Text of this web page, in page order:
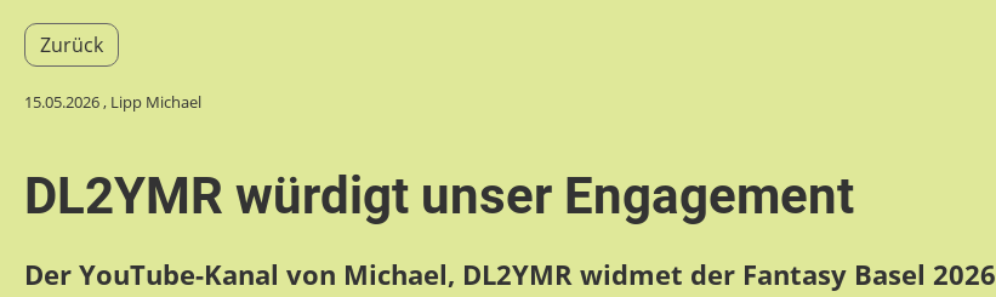
Zurück
15.05.2026 , Lipp Michael
DL2YMR würdigt unser Engagement
Der YouTube-Kanal von Michael, DL2YMR widmet der Fantasy Basel 2026